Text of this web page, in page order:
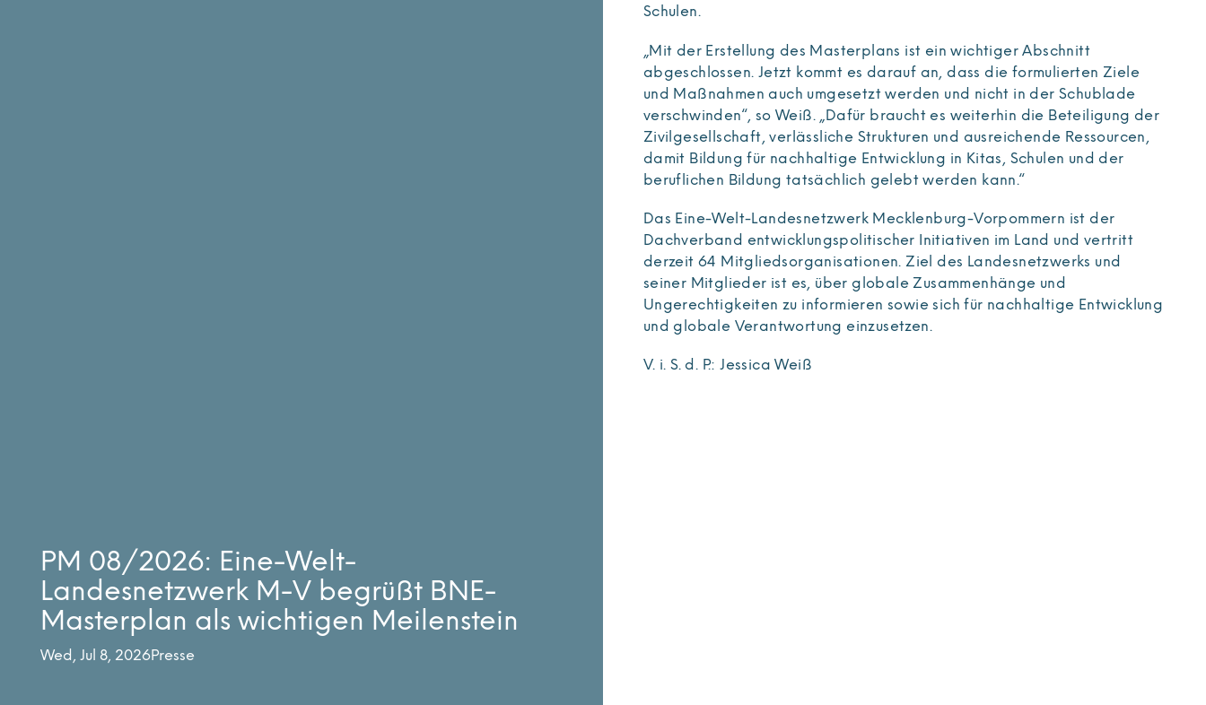
PM 08/2026: Eine-Welt-
Landesnetzwerk M-V begrüßt BNE-
Masterplan als wichtigen Meilenstein
Wed, Jul 8, 2026Presse
Schulen.
„Mit der Erstellung des Masterplans ist ein wichtiger Abschnitt
abgeschlossen. Jetzt kommt es darauf an, dass die formulierten Ziele
und Maßnahmen auch umgesetzt werden und nicht in der Schublade
verschwinden“, so Weiß. „Dafür braucht es weiterhin die Beteiligung der
Zivilgesellschaft, verlässliche Strukturen und ausreichende Ressourcen,
damit Bildung für nachhaltige Entwicklung in Kitas, Schulen und der
beruflichen Bildung tatsächlich gelebt werden kann.“
Das Eine-Welt-Landesnetzwerk Mecklenburg-Vorpommern ist der
Dachverband entwicklungspolitischer Initiativen im Land und vertritt
derzeit 64 Mitgliedsorganisationen. Ziel des Landesnetzwerks und
seiner Mitglieder ist es, über globale Zusammenhänge und
Ungerechtigkeiten zu informieren sowie sich für nachhaltige Entwicklung
und globale Verantwortung einzusetzen.
V. i. S. d. P.: Jessica Weiß